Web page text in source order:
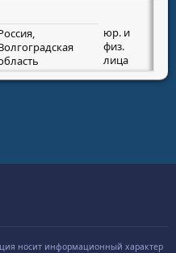
юр. и
физ.
лица
носит информационный характер